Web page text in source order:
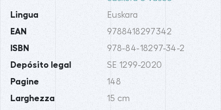
Lingua Euskara
EAN 9788418297342
ISBN 978-84-18297-34-2
Depósito legal SE 1299-2020
Pagine 148
Larghezza 15 cm